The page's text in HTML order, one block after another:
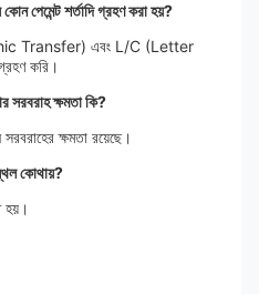
পেমেন্ট শর্তাদি গ্রহণ করা হয়?
Transfer) এবং L/C (Letter
করি।
সরবরাহ ক্ষমতা কি?
ক্ষমতা রয়েছে।
কোথায়?
হয়।